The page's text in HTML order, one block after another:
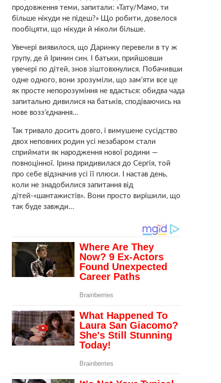
продовження теми, запитали: «Тату/Мамо, ти
більше нікуди не підеш?» Що робити, довелося
пообіцяти, що нікуди й ніколи більше.
Увечері виявилося, що Даринку перевели в ту ж
групу, де й Іринин син. І батьки, прийшовши
увечері по дітей, знов зіштовхнулися. Побачивши
одне одного, вони зрозуміли, що зам’яти все це
як просте непорозуміння не вдасться: обидва чада
запитально дивилися на батьків, сподіваючись на
нове возз’єднання…
Так тривало досить довго, і вимушене сусідство
двох неповних родин усі незабаром стали
сприймати як народження нової родини —
повноцінної. Ірина придивилася до Сергія, той
про себе відзначив усі її плюси. І настав день,
коли не знадобилися запитання від
дітей-«шантажистів». Вони просто вирішили, що
так буде завжди…